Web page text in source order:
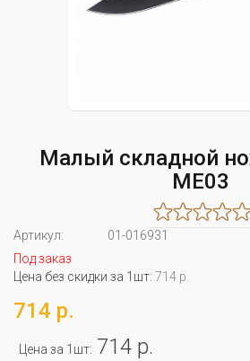
Малый складной
ME03
Артикул:
01-016931
Под заказ
Цена без скидки за 1шт: 714 р.
714 р.
Цена за 1шт: 714 р.